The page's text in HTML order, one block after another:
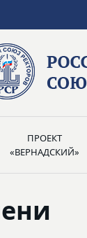
ПРОЕКТ
«ВЕРНАДСКИЙ»